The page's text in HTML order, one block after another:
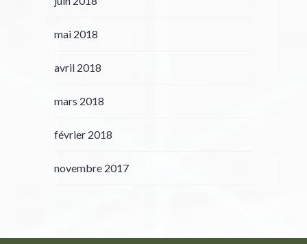
mai 2018
avril 2018
mars 2018
février 2018
novembre 2017